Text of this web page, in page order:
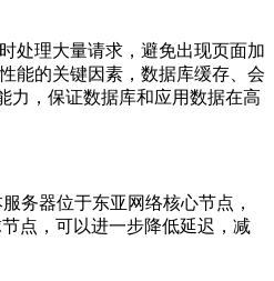
处理大量请求，避免出现页面加
能的关键因素，数据库缓存、会
力，保证数据库和应用数据在高
务器位于东亚网络核心节点，
点，可以进一步降低延迟，减